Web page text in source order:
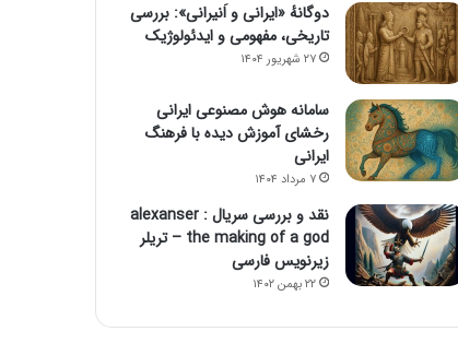
دوگانهٔ «ایرانی و اَنیرانی»: بررسی
تاریخی، مفهومی و ایدئولوژیک
۲۷ شهریور ۱۴۰۴
سامانه هوش مصنوعی ایرانی
رخشای آموزش دیده با فرهنگ
ایرانی
۷ مرداد ۱۴۰۴
نقد و بررسی سریال alexanser :
the making of a god – تریلر
زیرنویس فارسی
۲۲ بهمن ۱۴۰۲